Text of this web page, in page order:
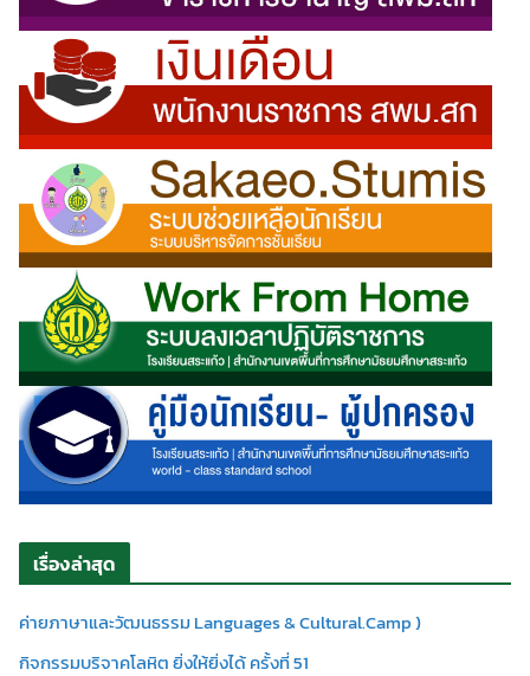
เรื่องล่าสุด
ค่ายภาษาและวัฒนธรรม Languages & Cultural.Camp )
กิจกรรมบริจาคโลหิต ยิ่งให้ยิ่งได้ ครั้งที่ 51